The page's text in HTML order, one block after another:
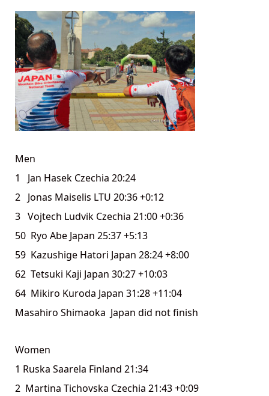
Men
1 Jan Hasek Czechia 20:24
2 Jonas Maiselis LTU 20:36 +0:12
3 Vojtech Ludvik Czechia 21:00 +0:36
50 Ryo Abe Japan 25:37 +5:13
59 Kazushige Hatori Japan 28:24 +8:00
62 Tetsuki Kaji Japan 30:27 +10:03
64 Mikiro Kuroda Japan 31:28 +11:04
Masahiro Shimaoka Japan did not finish
Women
1 Ruska Saarela Finland 21:34
2 Martina Tichovska Czechia 21:43 +0:09